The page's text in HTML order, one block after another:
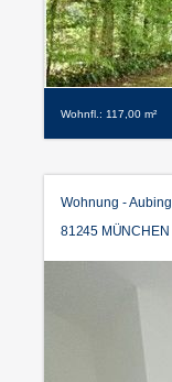
Wohnfl.: 117,00 m²
Wohnung - Aubing
81245 MÜNCHEN